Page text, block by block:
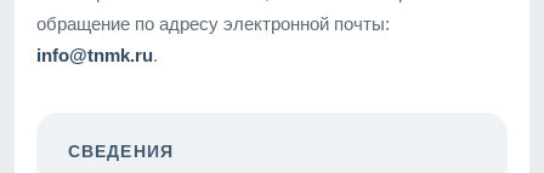
обращение по адресу электронной почты:
info@tnmk.ru.
СВЕДЕНИЯ